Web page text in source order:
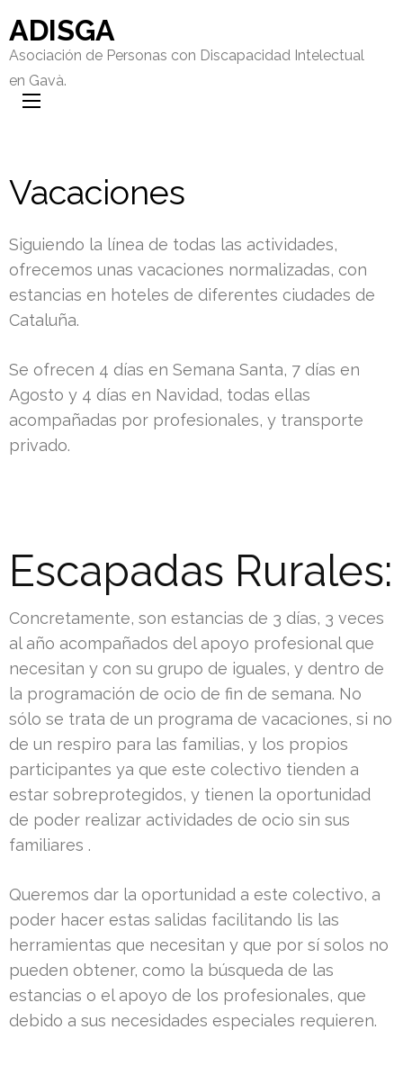
ADISGA
Asociación de Personas con Discapacidad Intelectual
en Gavà.
Vacaciones
Siguiendo la línea de todas las actividades,
ofrecemos unas vacaciones normalizadas, con
estancias en hoteles de diferentes ciudades de
Cataluña.
Se ofrecen 4 días en Semana Santa, 7 días en
Agosto y 4 días en Navidad, todas ellas
acompañadas por profesionales, y transporte
privado.
Escapadas Rurales:
Concretamente, son estancias de 3 días, 3 veces
al año acompañados del apoyo profesional que
necesitan y con su grupo de iguales, y dentro de
la programación de ocio de fin de semana. No
sólo se trata de un programa de vacaciones, si no
de un respiro para las familias, y los propios
participantes ya que este colectivo tienden a
estar sobreprotegidos, y tienen la oportunidad
de poder realizar actividades de ocio sin sus
familiares .
Queremos dar la oportunidad a este colectivo, a
poder hacer estas salidas facilitando lis las
herramientas que necesitan y que por sí solos no
pueden obtener, como la búsqueda de las
estancias o el apoyo de los profesionales, que
debido a sus necesidades especiales requieren.